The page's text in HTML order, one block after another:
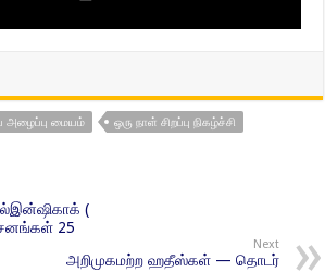
அழைப்பு மையம்
ஒரு நாள் சிறப்பு நிகழ்ச்சி
(
25
Next
அறிமுகமற்ற ஹதீஸ்கள் — தொடர்